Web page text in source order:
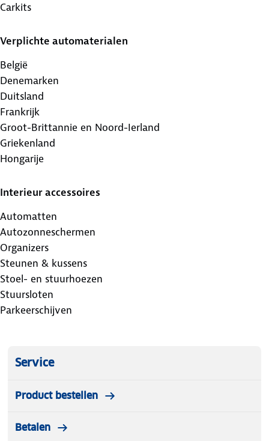
Carkits
Verplichte automaterialen
België
Denemarken
Duitsland
Frankrijk
Groot-Brittannie en Noord-Ierland
Griekenland
Hongarije
Interieur accessoires
Automatten
Autozonneschermen
Organizers
Steunen & kussens
Stoel- en stuurhoezen
Stuursloten
Parkeerschijven
Service
Product bestellen
Betalen